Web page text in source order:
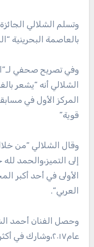
وتسلم الشلالي
بالعاصمة البحرينية
وفي تصريح صحفي
الشلالي أنه “يشعر
المركز الأول في
قوية”
وقال الشلالي “من
إلى التميز،والحمد
الأولى في أحد أكبر
العربي”.
وحصل الفنان أحمد
عام٢٠١٧،وشارك في أكثر من عشرة معارض محلية ودولية.